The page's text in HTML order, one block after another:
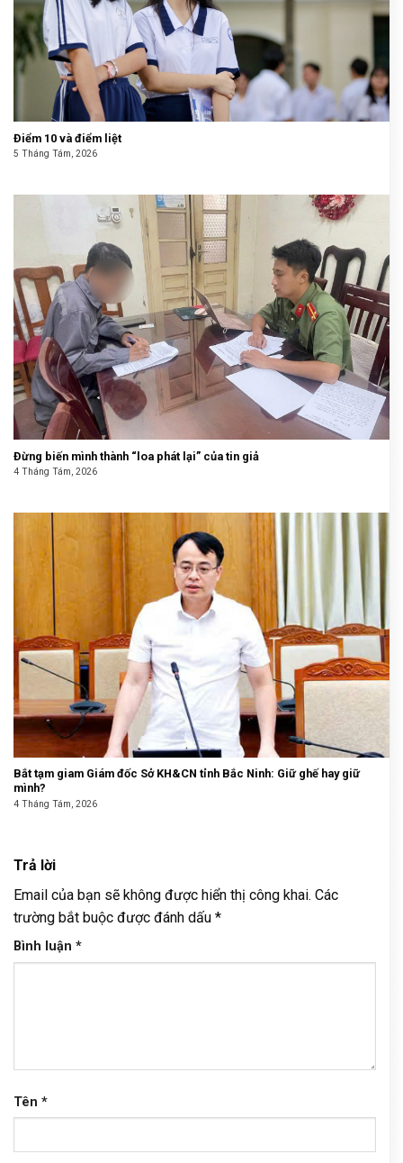
Điểm 10 và điểm liệt
5 Tháng Tám, 2026
Đừng biến mình thành “loa phát lại” của tin giả
4 Tháng Tám, 2026
Bắt tạm giam Giám đốc Sở KH&CN tỉnh Bắc Ninh: Giữ ghế hay giữ
mình?
4 Tháng Tám, 2026
Trả lời
Email của bạn sẽ không được hiển thị công khai. Các
trường bắt buộc được đánh dấu *
Bình luận *
Tên *